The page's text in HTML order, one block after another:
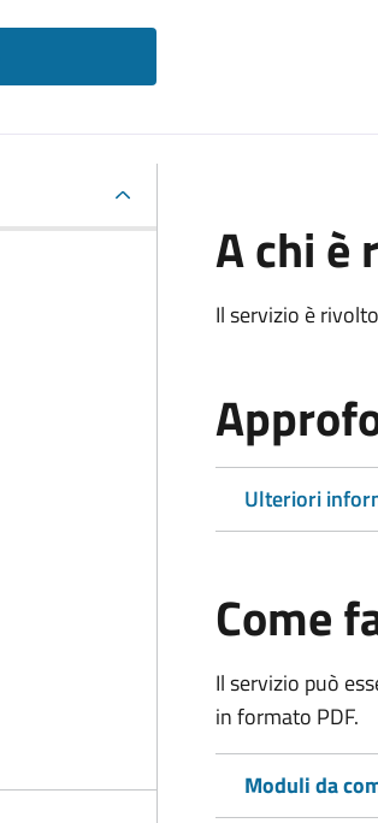
A chi è
Il servizio è
Ulteriori
Come
Il servizio può
in formato PDF.
Moduli da